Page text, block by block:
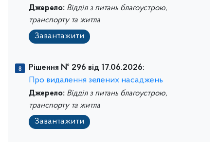
Джерело: Відділ з питань благоустрою,
транспорту та житла
Завантажити
Рішення № 296 від 17.06.2026:
Про видалення зелених насаджень
Джерело: Відділ з питань благоустрою,
транспорту та житла
Завантажити